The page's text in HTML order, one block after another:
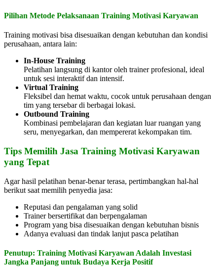
Pilihan Metode Pelaksanaan Training Motivasi Karyawan
Training motivasi bisa disesuaikan dengan kebutuhan dan kondisi
perusahaan, antara lain:
In-House Training
Pelatihan langsung di kantor oleh trainer profesional, ideal
untuk sesi interaktif dan intensif.
Virtual Training
Fleksibel dan hemat waktu, cocok untuk perusahaan dengan
tim yang tersebar di berbagai lokasi.
Outbound Training
Kombinasi pembelajaran dan kegiatan luar ruangan yang
seru, menyegarkan, dan mempererat kekompakan tim.
Tips Memilih Jasa Training Motivasi Karyawan
yang Tepat
Agar hasil pelatihan benar-benar terasa, pertimbangkan hal-hal
berikut saat memilih penyedia jasa:
Reputasi dan pengalaman yang solid
Trainer bersertifikat dan berpengalaman
Program yang bisa disesuaikan dengan kebutuhan bisnis
Adanya evaluasi dan tindak lanjut pasca pelatihan
Penutup: Training Motivasi Karyawan Adalah Investasi
Jangka Panjang untuk Budaya Kerja Positif